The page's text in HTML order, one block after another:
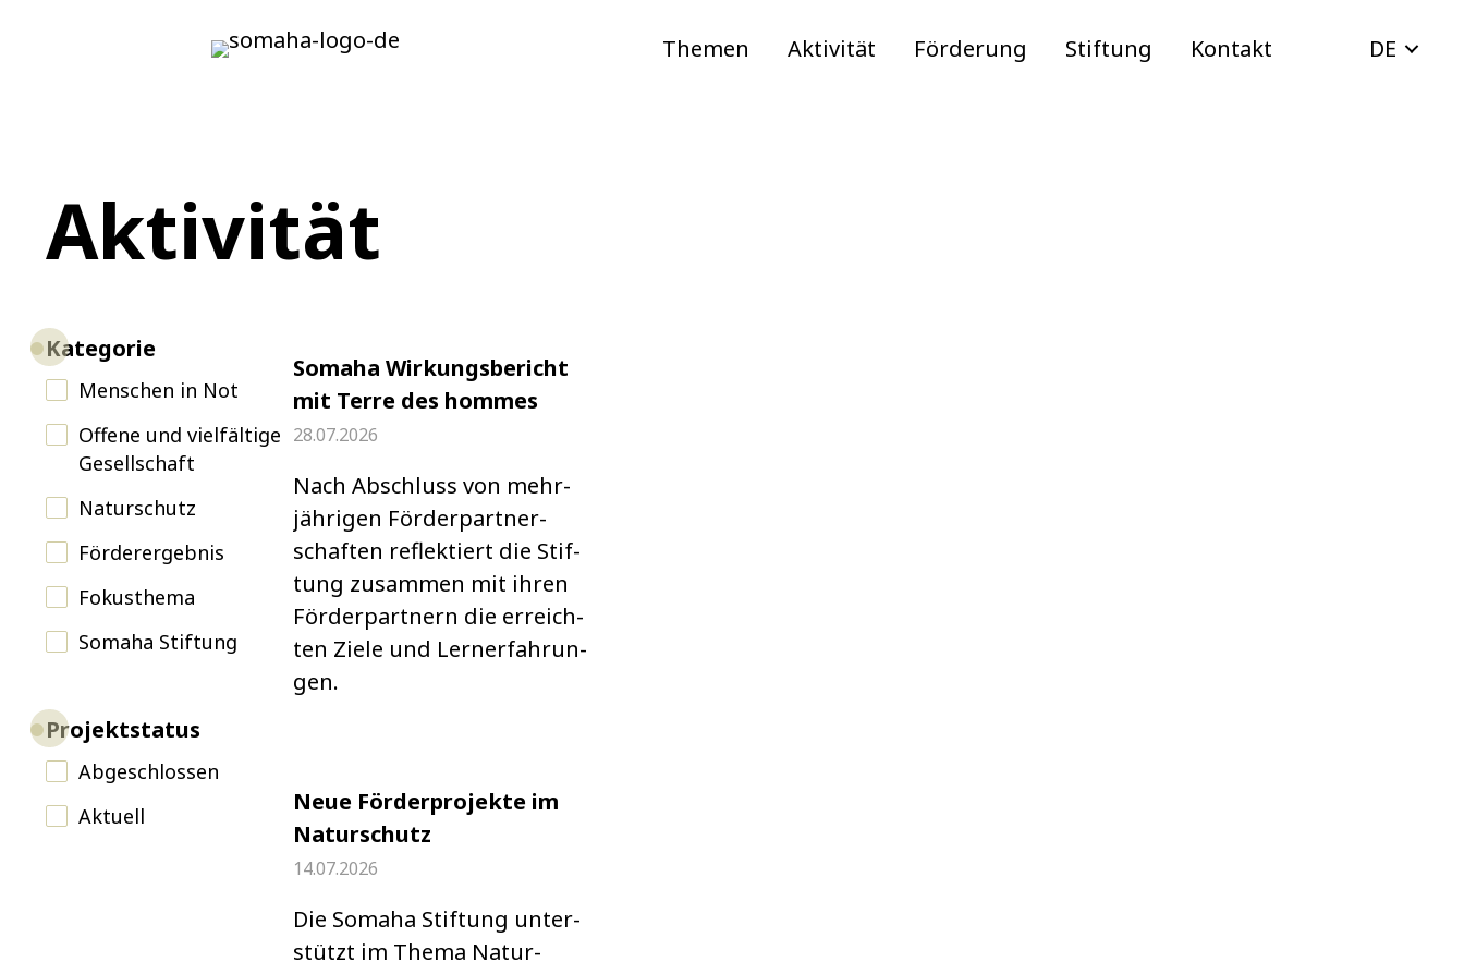
Themen Aktivität Förderung Stiftung Kontakt DE
Aktivität
Kategorie
Fokusthema
Förderergebnis
Menschen in Not
Naturschutz
Offene und vielfältige
Gesellschaft
Somaha Stiftung
Projektstatus
Abgeschlossen
Aktuell
Somaha Wirkungsbericht
mit Terre des hommes
28.07.2026
Nach Abschluss von mehr­
jäh­ri­gen För­der­part­ner­
schaf­ten reflek­tiert die Stif­
tung zusam­men mit ihren
För­der­part­nern die erreich­
ten Ziele und Lern­erfah­run­
gen.
Neue Förderprojekte im
Naturschutz
14.07.2026
Die Somaha Stif­tung unter­
stützt im Thema Natur­